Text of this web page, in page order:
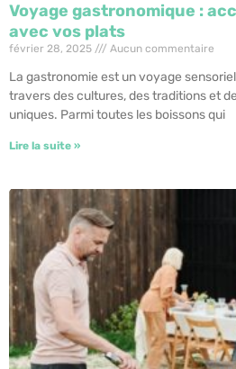
Voyage gastronomique :
avec vos plats
février 28, 2025 Aucun commentaire
La gastronomie est un voyage
travers des cultures, des traditions et
uniques. Parmi toutes les boissons qui
Lire la suite »